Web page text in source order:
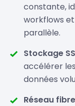
constante,
workflows
parallèle.
Stockage
accélérer
données
Réseau